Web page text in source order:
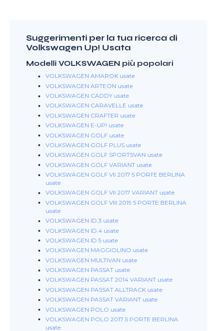
Suggerimenti per la tua ricerca di
Volkswagen Up! Usata
Modelli VOLKSWAGEN più popolari
VOLKSWAGEN AMAROK usate
VOLKSWAGEN ARTEON usate
VOLKSWAGEN CADDY usate
VOLKSWAGEN CARAVELLE usate
VOLKSWAGEN CRAFTER usate
VOLKSWAGEN E-UP! usate
VOLKSWAGEN GOLF usate
VOLKSWAGEN GOLF PLUS usate
VOLKSWAGEN GOLF SPORTSVAN usate
VOLKSWAGEN GOLF VARIANT usate
VOLKSWAGEN GOLF VII 2017 5 PORTE BERLINA
usate
VOLKSWAGEN GOLF VII 2017 VARIANT usate
VOLKSWAGEN GOLF VIII 2019 5 PORTE BERLINA
usate
VOLKSWAGEN ID.3 usate
VOLKSWAGEN ID.4 usate
VOLKSWAGEN ID.5 usate
VOLKSWAGEN MAGGIOLINO usate
VOLKSWAGEN MULTIVAN usate
VOLKSWAGEN PASSAT usate
VOLKSWAGEN PASSAT 2014 VARIANT usate
VOLKSWAGEN PASSAT ALLTRACK usate
VOLKSWAGEN PASSAT VARIANT usate
VOLKSWAGEN POLO usate
VOLKSWAGEN POLO 2017 5 PORTE BERLINA
usate